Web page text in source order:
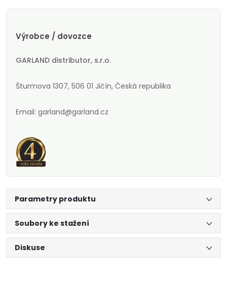
Výrobce / dovozce
GARLAND distributor, s.r.o.
Šturmova 1307, 506 01 Jičín, Česká republika
Email: garland@garland.cz
Parametry produktu
Soubory ke stažení
Diskuse